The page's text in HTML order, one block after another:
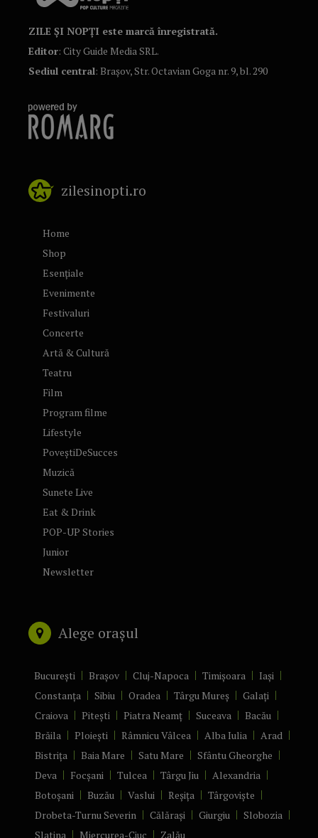
ZILE ȘI NOPȚI este marcă înregistrată.
Editor: City Guide Media SRL.
Sediul central: Brașov, Str. Octavian Goga nr. 9, bl. 290
zilesinopti.ro
Home
Shop
Esențiale
Evenimente
Festivaluri
Concerte
Artă & Cultură
Teatru
Film
Program filme
Lifestyle
PoveștiDeSucces
Muzică
Sunete Live
Eat & Drink
POP-UP Stories
Junior
Newsletter
Alege orașul
București Brașov Cluj-Napoca Timișoara
Iași
Constanța
Sibiu Oradea Târgu Mureș
Galați
Craiova
Pitești Piatra Neamț Suceava
Bacău
Brăila
Ploiești Râmnicu Vâlcea Alba Iulia
Arad
Bistrița
Baia Mare Satu Mare
Sfântu Gheorghe
Deva
Focșani Tulcea Târgu Jiu
Alexandria
Botoșani
Buzău Vaslui Reșița
Târgoviște
Drobeta-Turnu Severin
Călărași Giurgiu
Slobozia
Slatina
Miercurea-Ciuc Zalău